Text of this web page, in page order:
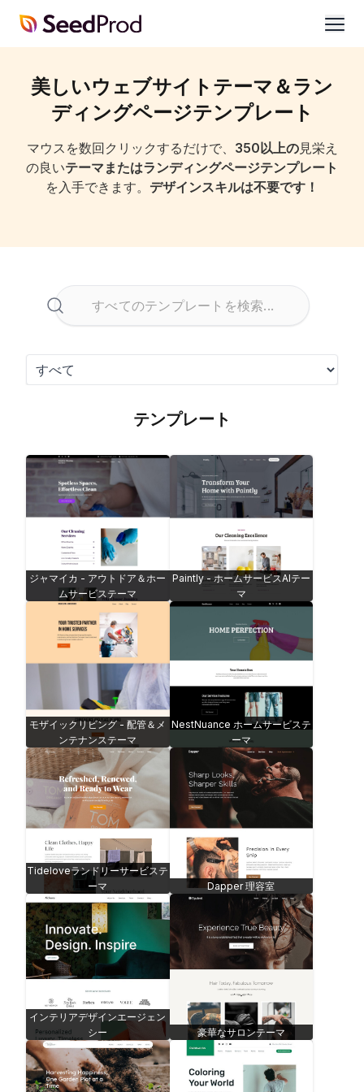
SeedProd
美しいウェブサイトテーマ＆ラン
ディングページテンプレート
マウスを数回クリックするだけで、 350以上の見栄え
の良いテーマまたはランディングページテンプレート
を入手できます。 デザインスキルは不要です！
テンプレート
ジャマイカ - アウトドア＆ホー
ムサービステーマ
Paintly - ホームサービスAIテー
マ
モザイックリビング - 配管＆メ
ンテナンステーマ
NestNuance ホームサービステ
ーマ
Tideloveランドリーサービステ
ーマ
Dapper 理容室
インテリアデザインエージェン
シー
豪華なサロンテーマ